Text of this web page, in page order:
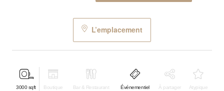
L’emplacement
3000 sqft Boutique Bar & Restaurant Événementiel À partager Atypique